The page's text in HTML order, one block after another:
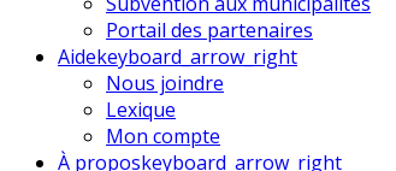
Portail des partenaires
Aidekeyboard_arrow_right
Nous joindre
Lexique
Mon compte
À proposkeyboard_arrow_right